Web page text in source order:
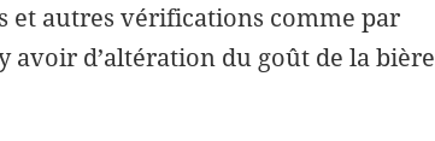
et autres vérifications comme par
avoir d’altération du goût de la bière